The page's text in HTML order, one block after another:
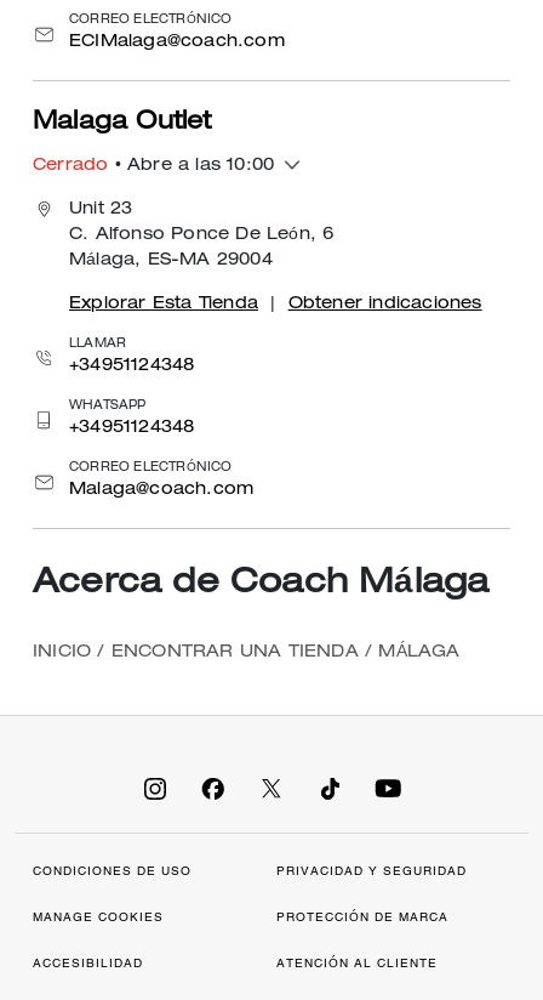
CORREO ELECTRÓNICO
ECIMalaga@coach.com
Malaga Outlet
Cerrado • Abre a las 10:00
Unit 23
C. Alfonso Ponce De León, 6
Málaga, ES-MA 29004
Explorar Esta Tienda Obtener indicaciones
LLAMAR
+34951124348
WHATSAPP
+34951124348
CORREO ELECTRÓNICO
Malaga@coach.com
Acerca de Coach Málaga
INICIO / ENCONTRAR UNA TIENDA / MÁLAGA
CONDICIONES DE USO PRIVACIDAD Y SEGURIDAD
MANAGE COOKIES PROTECCIÓN DE MARCA
ACCESIBILIDAD ATENCIÓN AL CLIENTE